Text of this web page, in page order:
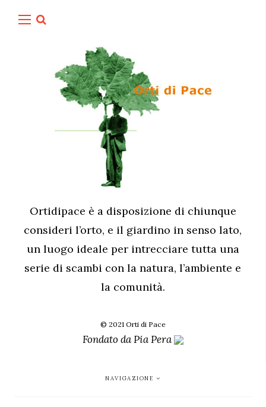
Ortidipace è a disposizione di chiunque
consideri l’orto, e il giardino in senso lato,
un luogo ideale per intrecciare tutta una
serie di scambi con la natura, l’ambiente e
la comunità.
© 2021 Orti di Pace
Fondato daPia Pera
NAVIGAZIONE